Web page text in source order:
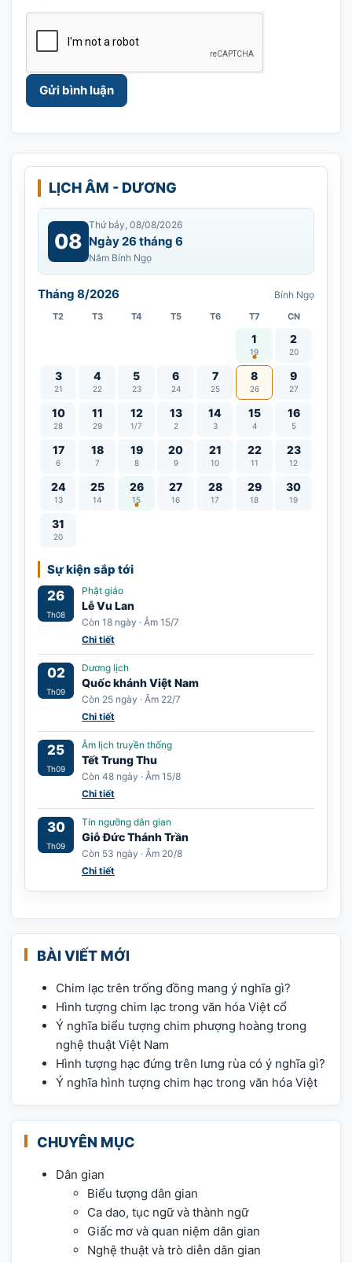
LỊCH ÂM - DƯƠNG
08
Thứ bảy, 08/08/2026
Ngày 26 tháng 6
Năm Bính Ngọ
Tháng 8/2026 Bính Ngọ
T2 T3 T4 T5 T6 T7 CN
1
19
Vía Quán Thế Âm
2
20
3
21
4
22
5
23
6
24
7
25
8
26
9
27
10
28
11
29
12
1/7
13
2
14
3
15
4
16
5
17
6
18
7
19
8
20
9
21
10
22
11
23
12
24
13
25
14
26
15
Lễ Vu Lan 27
16
28
17
29
18
30
19
31
20
Sự kiện sắp tới
26
Th08
Phật giáo
Lễ Vu Lan
Còn 18 ngày · Âm 15/7
Chi tiết
02
Th09
Dương lịch
Quốc khánh Việt Nam
Còn 25 ngày · Âm 22/7
Chi tiết
25
Th09
Âm lịch truyền thống
Tết Trung Thu
Còn 48 ngày · Âm 15/8
Chi tiết
30
Th09
Tín ngưỡng dân gian
Giỗ Đức Thánh Trần
Còn 53 ngày · Âm 20/8
Chi tiết
BÀI VIẾT MỚI
Chim lạc trên trống đồng mang ý nghĩa gì?
Hình tượng chim lạc trong văn hóa Việt cổ
Ý nghĩa biểu tượng chim phượng hoàng trong
nghệ thuật Việt Nam
Hình tượng hạc đứng trên lưng rùa có ý nghĩa gì?
Ý nghĩa hình tượng chim hạc trong văn hóa Việt
CHUYÊN MỤC
Dân gian
Biểu tượng dân gian
Ca dao, tục ngữ và thành ngữ
Giấc mơ và quan niệm dân gian
Nghệ thuật và trò diễn dân gian